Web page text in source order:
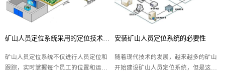
矿山人员定位系统​不仅进行人员定位和
跟踪，实时掌握每个员工的位置和运行
安装矿山人员定位系统的必要性
随着现代技术的发展，越来越多的矿山
开始建设矿山人员定位系统，但是这一